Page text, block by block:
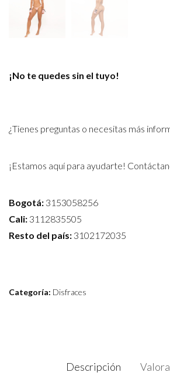
¡No te quedes sin el tuyo!
¿Tienes preguntas o necesitas más
¡Estamos aquí para ayudarte!
Bogotá: 3153058256
Cali: 3112835505
Resto del país: 3102172035
Categoría: Disfraces
Descripción